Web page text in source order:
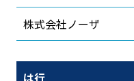
株式会社ノーザ